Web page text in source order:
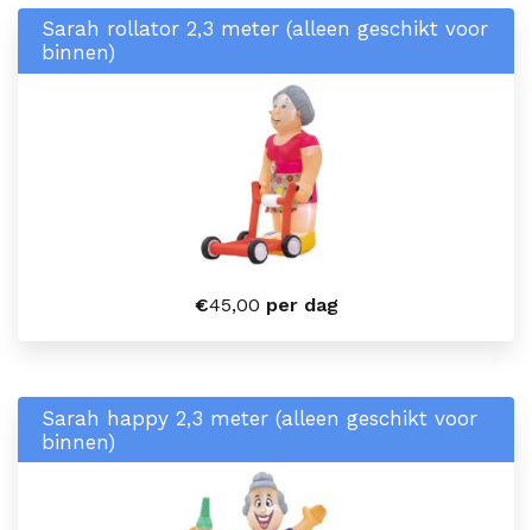
Sarah rollator 2,3 meter (alleen geschikt voor
binnen)
€45,00 per dag
Sarah happy 2,3 meter (alleen geschikt voor
binnen)